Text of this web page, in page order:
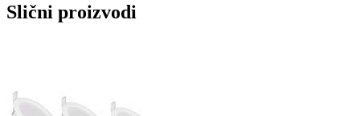
Slični proizvodi